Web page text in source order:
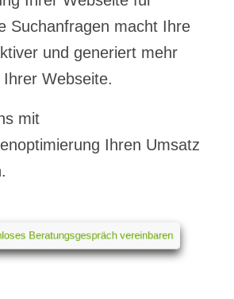
Suchanfragen macht Ihre
und generiert mehr
Webseite.
mit
Ihren Umsatz
Beratungsgespräch vereinbaren